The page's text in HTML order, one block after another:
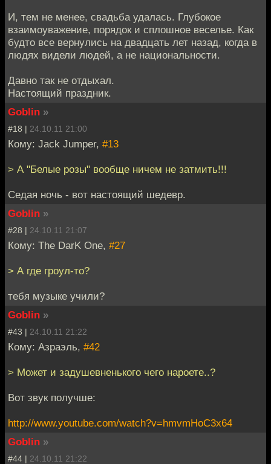
И, тем не менее, свадьба удалась. Глубокое
взаимоуважение, порядок и сплошное веселье. Как
будто все вернулись на двадцать лет назад, когда в
людях видели людей, а не национальности.
Давно так не отдыхал.
Настоящий праздник.
Goblin »
#18 | 24.10.11 21:00
Кому: Jack Jumper, #13
> А "Белые розы" вообще ничем не затмить!!!
Седая ночь - вот настоящий шедевр.
Goblin »
#28 | 24.10.11 21:07
Кому: The DarK One, #27
> А где гроул-то?
тебя музыке учили?
Goblin »
#43 | 24.10.11 21:22
Кому: Азраэль, #42
> Может и задушевненького чего нароете..?
Вот звук получше:
http://www.youtube.com/watch?v=hmvmHoC3x64
Goblin »
#44 | 24.10.11 21:22